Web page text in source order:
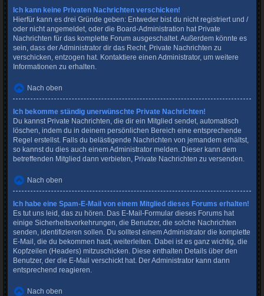
Ich kann keine Privaten Nachrichten verschicken!
Hierfür kann es drei Gründe geben: Entweder bist du nicht registriert und /
oder nicht angemeldet, oder die Board-Administration hat Private
Nachrichten für das komplette Forum ausgeschaltet. Außerdem könnte es
sein, dass der Administrator dir das Recht, Private Nachrichten zu
verschicken, entzogen hat. Kontaktiere einen Administrator, um weitere
Informationen zu erhalten.
Nach oben
Ich bekomme ständig unerwünschte Private Nachrichten!
Du kannst Private Nachrichten, die dir ein Mitglied sendet, automatisch
löschen, indem du in deinem persönlichen Bereich eine entsprechende
Regel erstellst. Falls du belästigende Nachrichten von jemandem erhältst,
so kannst du dies auch einem Administrator melden. Dieser kann dem
betreffenden Mitglied dann verbieten, Private Nachrichten zu versenden.
Nach oben
Ich habe eine Spam-E-Mail von einem Mitglied dieses Forums erhalten!
Es tut uns leid, das zu hören. Das E-Mail-Formular dieses Forums hat
einige Sicherheitsvorkehrungen, die Benutzer, die solche Nachrichten
senden, identifizieren sollen. Du solltest einem Administrator die komplette
E-Mail, die du bekommen hast, weiterleiten. Dabei ist es ganz wichtig, die
Kopfzeilen (Headers) mitzuschicken. Diese enthalten Details über den
Benutzer, der die E-Mail verschickt hat. Der Administrator kann dann
entsprechend reagieren.
Nach oben